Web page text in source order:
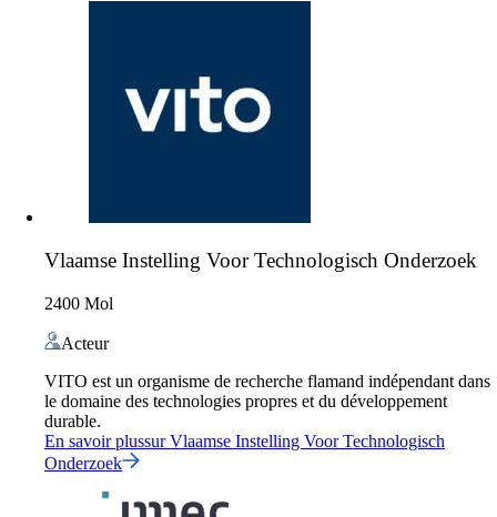
Vlaamse Instelling Voor Technologisch Onderzoek
2400 Mol
Acteur
VITO est un organisme de recherche flamand indépendant dans
le domaine des technologies propres et du développement
durable.
En savoir plussurVlaamse Instelling Voor Technologisch
Onderzoek